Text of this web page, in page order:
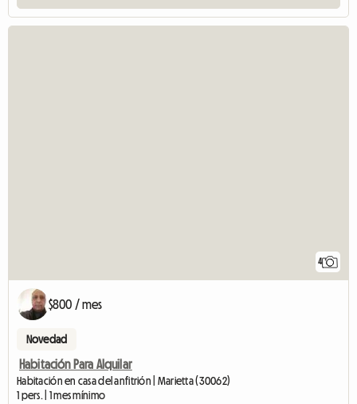
4
$800 / mes
Novedad
Habitación Para Alquilar
Habitación en casa del anfitrión | Marietta (30062)
1 pers. | 1 mes mínimo